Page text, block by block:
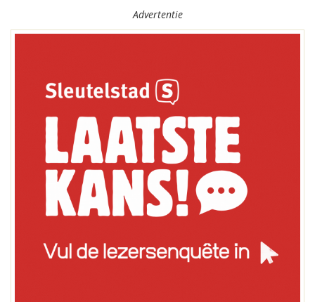
Advertentie